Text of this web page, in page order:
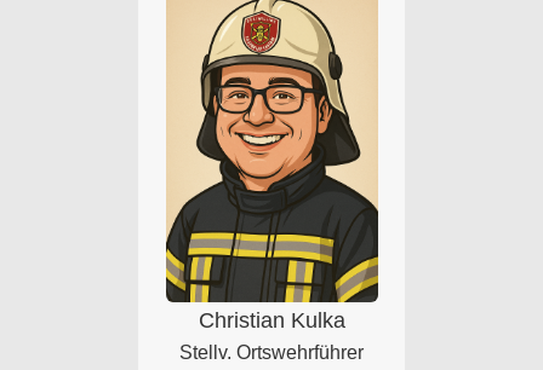
Christian Kulka
Stellv. Ortswehrführer